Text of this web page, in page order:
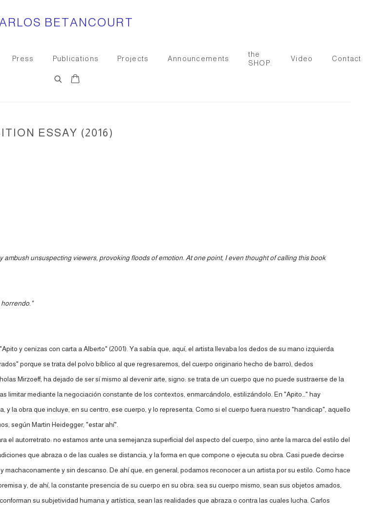
BETANCOURT
Press Publications Projects Announcements
the
SHOP.
Video Contact
ESSAY (2016)
unsuspecting viewers, provoking floods of emotion. At one point, I even thought of calling this book
horrendo."
y cenizas con carta a Alberto" (2001). Ya sabía que, aquí, el artista llevaba los dedos de su mano izquierda
porque se trata del polvo bíblico al que regresaremos, del cuerpo originario hecho de barro), dedos
Mirzoeff, ha dejado de ser sí mismo al devenir arte, signo: se trata de un cuerpo que no puede sustraerse de la
limitar mediante la negociación constante de los contextos, enmarcándolo, estilizándolo. En "Apito…" hay
la obra que incluye, en su centro, ese cuerpo, y lo representa. Como si el cuerpo fuera nuestro "handicap", aquello
según Martin Heidegger, "estar ahí".
el autorretrato: no estamos ante una semejanza superficial del aspecto del cuerpo, sino ante la marca del estilo del
que abraza o de las cuales se distancia, y la forma en que compone o ejecuta su obra. Casi puede decirse
y sin descanso. De ahí que, en general, podamos reconocer a un artista por su estilo. Como hace
y, de ahí, la constante presencia de su cuerpo en su obra: sea su cuerpo mismo, sean sus objetos amados,
su subjetividad humana y artística, sean las realidades que abraza o contra las cuales lucha. Carlos